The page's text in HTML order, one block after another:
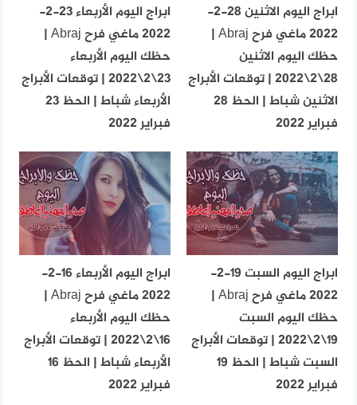
ابراج اليوم الاثنين 28-2-
2022 ماغي فرح Abraj |
حظك اليوم الاثنين
28\2\2022 | توقعات الأبراج
الاثنين شباط | الحظ 28
فبراير 2022
ابراج اليوم الأربعاء 23-2-
2022 ماغي فرح Abraj |
حظك اليوم الأربعاء
23\2\2022 | توقعات الأبراج
الأربعاء شباط | الحظ 23
فبراير 2022
ابراج اليوم السبت 19-2-
2022 ماغي فرح Abraj |
حظك اليوم السبت
19\2\2022 | توقعات الأبراج
السبت شباط | الحظ 19
فبراير 2022
ابراج اليوم الأربعاء 16-2-
2022 ماغي فرح Abraj |
حظك اليوم الأربعاء
16\2\2022 | توقعات الأبراج
الأربعاء شباط | الحظ 16
فبراير 2022